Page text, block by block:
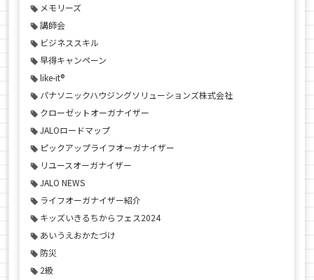
メモリーズ
講師会
ビジネススキル
早得キャンペーン
like-it®
パナソニックハウジングソリューションズ株式会社
クローゼットオーガナイザー
JALOロードマップ
ピックアップライフオーガナイザー
リユースオーガナイザー
JALO NEWS
ライフオーガナイザー紹介
キッズいきるちからフェス2024
あいうえおかたづけ
防災
2級